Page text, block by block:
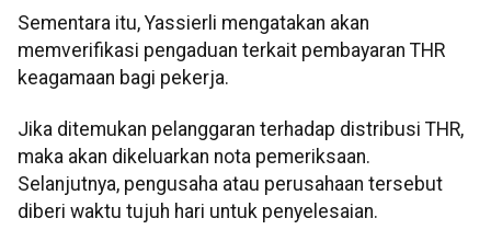
Sementara itu, Yassierli mengatakan akan
memverifikasi pengaduan terkait pembayaran THR
keagamaan bagi pekerja.
Jika ditemukan pelanggaran terhadap distribusi THR,
maka akan dikeluarkan nota pemeriksaan.
Selanjutnya, pengusaha atau perusahaan tersebut
diberi waktu tujuh hari untuk penyelesaian.